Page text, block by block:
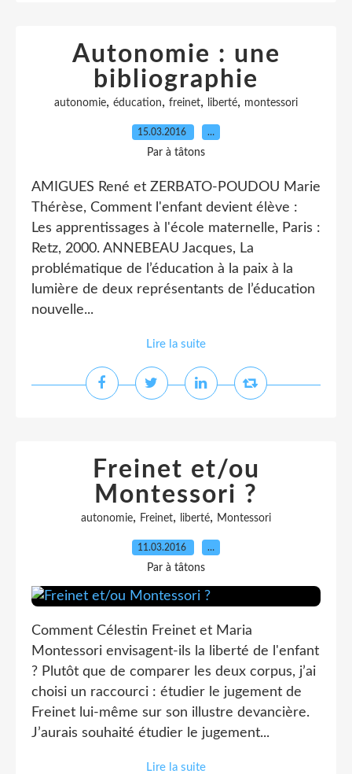
Autonomie : une
bibliographie
autonomie, éducation, freinet, liberté, montessori
15.03.2016 …
Par à tâtons
AMIGUES René et ZERBATO-POUDOU Marie
Thérèse, Comment l'enfant devient élève :
Les apprentissages à l'école maternelle, Paris :
Retz, 2000. ANNEBEAU Jacques, La
problématique de l’éducation à la paix à la
lumière de deux représentants de l’éducation
nouvelle...
Lire la suite
Freinet et/ou
Montessori ?
autonomie, Freinet, liberté, Montessori
11.03.2016 …
Par à tâtons
Comment Célestin Freinet et Maria
Montessori envisagent-ils la liberté de l'enfant
? Plutôt que de comparer les deux corpus, j’ai
choisi un raccourci : étudier le jugement de
Freinet lui-même sur son illustre devancière.
J’aurais souhaité étudier le jugement...
Lire la suite